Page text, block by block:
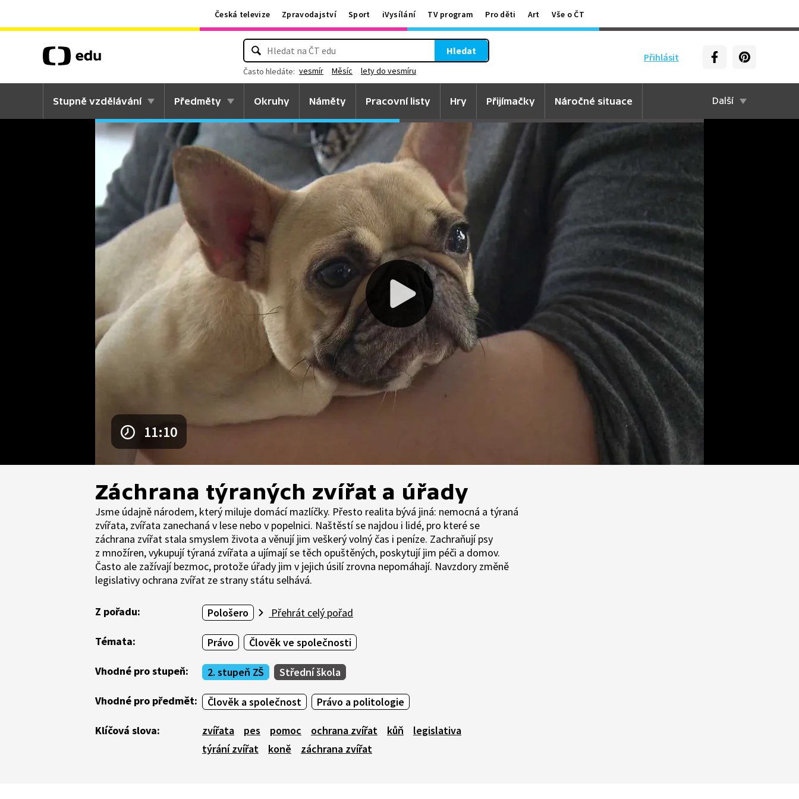
Česká televize Zpravodajství Sport iVysílání TV program Pro děti Art Vše o ČT
Přihlásit
Hledat
Často hledáte: vesmír Měsíc lety do vesmíru
Stupně vzdělávání Předměty Okruhy Náměty Pracovní listy Hry Přijímačky Náročné situace Další
11:10
Záchrana týraných zvířat a úřady
Jsme údajně národem, který miluje domácí mazlíčky. Přesto realita bývá jiná: nemocná a týraná
zvířata, zvířata zanechaná v lese nebo v popelnici. Naštěstí se najdou i lidé, pro které se
záchrana zvířat stala smyslem života a věnují jim veškerý volný čas i peníze. Zachraňují psy
z množíren, vykupují týraná zvířata a ujímají se těch opuštěných, poskytují jim péči a domov.
Často ale zažívají bezmoc, protože úřady jim v jejich úsilí zrovna nepomáhají. Navzdory změně
legislativy ochrana zvířat ze strany státu selhává.
Z pořadu: Pološero Přehrát celý pořad
Témata: Právo Člověk ve společnosti
Vhodné pro stupeň: 2. stupeň ZŠ Střední škola
Vhodné pro předmět: Člověk a společnost Právo a politologie
Klíčová slova: zvířata pes pomoc ochrana zvířat kůň
legislativa
týrání zvířat
koně záchrana zvířat